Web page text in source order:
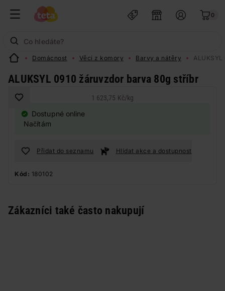
0
Domácnost Věci z komory Barvy a nátěry
ALUKSYL 0910 žáruvzdor barva 80g stříbr
1 623,75 Kč/kg
Dostupné online
Načítám
Přidat do seznamu Hlídat akce a dostupnost
Kód: 180102
Zákazníci také často nakupují